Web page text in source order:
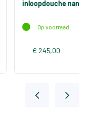
inloopdouche nano
Op voorraad
€ 245,00